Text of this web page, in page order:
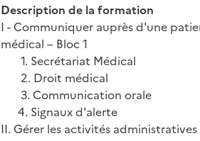
Description de la formation
I - Communiquer auprès d'une
médical – Bloc 1
1. Secrétariat Médical
2. Droit médical
3. Communication orale
4. Signaux d'alerte
II. Gérer les activités